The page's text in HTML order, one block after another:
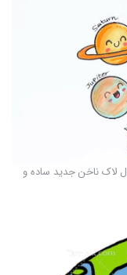
لاک ناخن جدید ساده و